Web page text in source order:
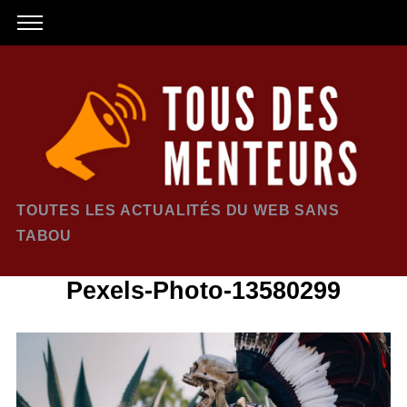
TOUTES LES ACTUALITÉS DU WEB SANS
TABOU
Pexels-Photo-13580299